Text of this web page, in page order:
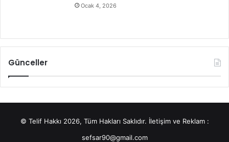
Ocak 4, 2026
Günceller
© Telif Hakkı 2026, Tüm Hakları Saklıdır. İletişim ve Reklam :
sefsar90@gmail.com